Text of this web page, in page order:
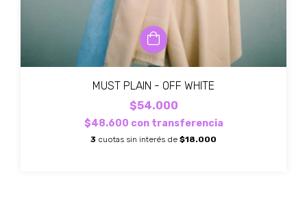
MUST PLAIN - OFF WHITE
$54.000
$48.600 con transferencia
3 cuotas sin interés de $18.000